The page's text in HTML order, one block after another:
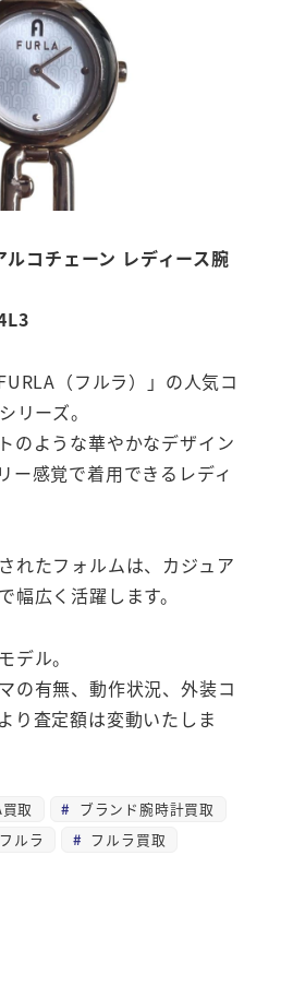
コチェーン レディース腕
（フルラ）」の人気コ
リーズ。
のような華やかなデザイン
ー感覚で着用できるレディ
れたフォルムは、カジュア
幅広く活躍します。
デル。
の有無、動作状況、外装コ
り査定額は変動いたしま
取
ブランド腕時計買取
フルラ
フルラ買取